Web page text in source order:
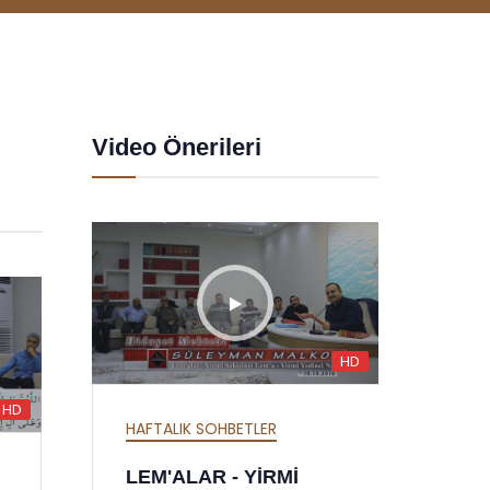
HD
Video Önerileri
HD HD
HAFTALIK SOHBETLER
MEKTUBAT - YİRMİ